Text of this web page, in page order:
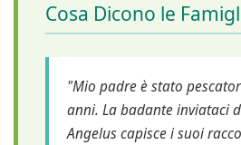
Cosa Dicono le
"Mio padre è stato
anni. La badante inviataci
Angelus capisce i suoi